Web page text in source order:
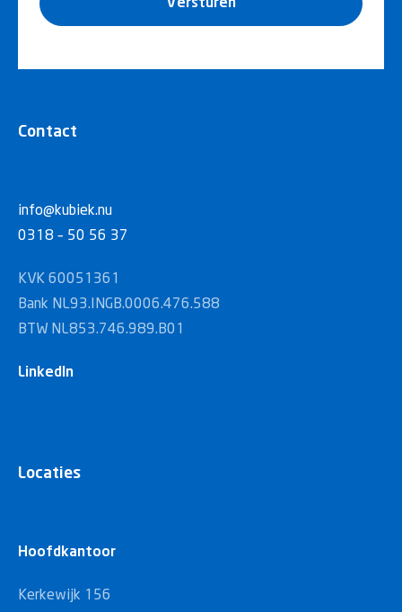
Versturen
Contact
info@kubiek.nu
0318 – 50 56 37
KVK 60051361
Bank NL93.INGB.0006.476.588
BTW NL853.746.989.B01
LinkedIn
Locaties
Hoofdkantoor
Kerkewijk 156